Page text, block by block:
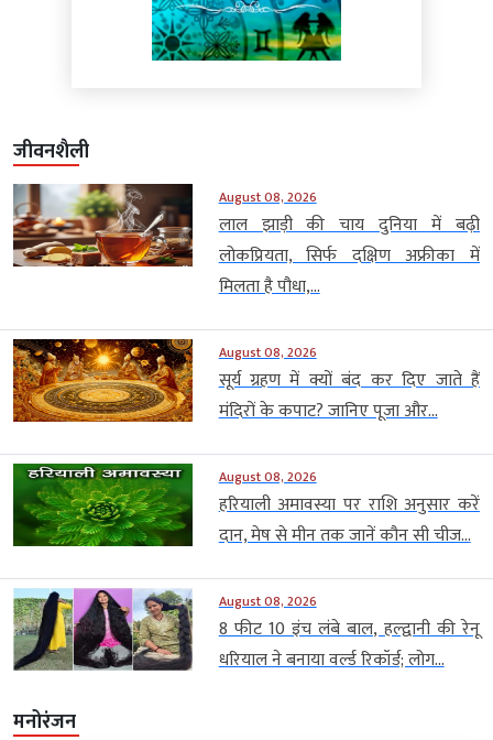
जीवनशैली
August 08, 2026
लाल झाड़ी की चाय दुनिया में बढ़ी
लोकप्रियता, सिर्फ दक्षिण अफ्रीका में
मिलता है पौधा,...
August 08, 2026
सूर्य ग्रहण में क्यों बंद कर दिए जाते हैं
मंदिरों के कपाट? जानिए पूजा और...
August 08, 2026
हरियाली अमावस्या पर राशि अनुसार करें
दान, मेष से मीन तक जानें कौन सी चीज...
August 08, 2026
8 फीट 10 इंच लंबे बाल, हल्द्वानी की रेनू
धरियाल ने बनाया वर्ल्ड रिकॉर्ड; लोग...
मनोरंजन